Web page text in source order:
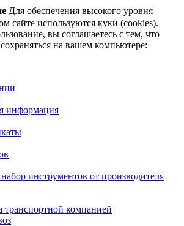
Для обеспечения высокого уровня
сайте используются куки (cookies).
вы соглашаетесь с тем, что
на вашем компьютере:
информация
набор инструментов от производителя
транспортной компанией